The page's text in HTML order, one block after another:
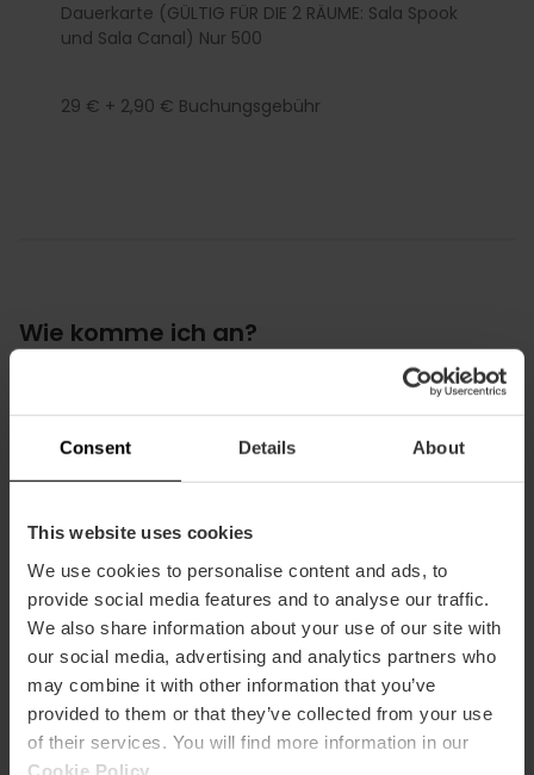
Consent Details About
This website uses cookies
We use cookies to personalise content and ads, to
provide social media features and to analyse our traffic.
We also share information about your use of our site with
our social media, advertising and analytics partners who
may combine it with other information that you’ve
provided to them or that they’ve collected from your use
of their services. You will find more information in our
Cookie Policy
Dauerkarte (GÜLTIG FÜR DIE 2 RÄUME: Sala Spook
und Sala Canal) Nur 500
29 € + 2,90 € Buchungsgebühr
Wie komme ich an?
25
Discoteca Spook, Carr. del Río, Valencia, España